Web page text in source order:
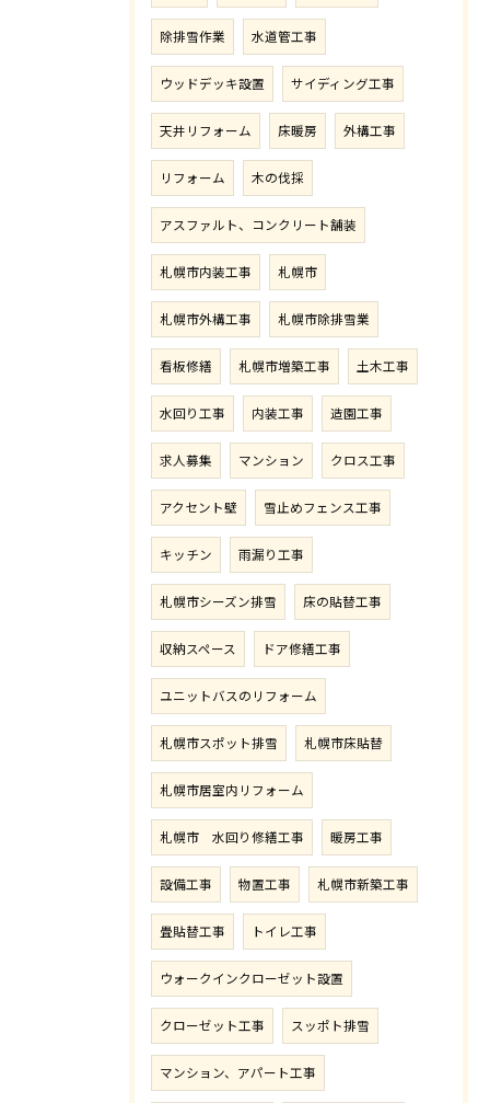
除排雪作業 水道管工事
ウッドデッキ設置 サイディング工事
天井リフォーム 床暖房 外構工事
リフォーム 木の伐採
アスファルト、コンクリート舗装
札幌市内装工事 札幌市
札幌市外構工事 札幌市除排雪業
看板修繕 札幌市増築工事 土木工事
水回り工事 内装工事 造園工事
求人募集 マンション クロス工事
アクセント壁 雪止めフェンス工事
キッチン 雨漏り工事
札幌市シーズン排雪 床の貼替工事
収納スペース ドア修繕工事
ユニットバスのリフォーム
札幌市スポット排雪 札幌市床貼替
札幌市居室内リフォーム
札幌市 水回り修繕工事 暖房工事
設備工事 物置工事 札幌市新築工事
畳貼替工事 トイレ工事
ウォークインクローゼット設置
クローゼット工事 スッポト排雪
マンション、アパート工事